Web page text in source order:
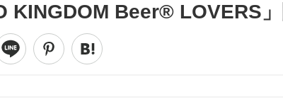
KINGDOM Beer® LOVERS